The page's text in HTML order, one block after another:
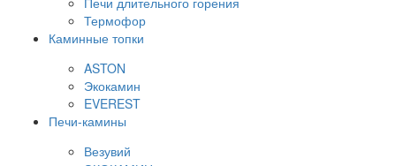
Термофор
Каминные топки
ASTON
Экокамин
EVEREST
Печи-камины
Везувий